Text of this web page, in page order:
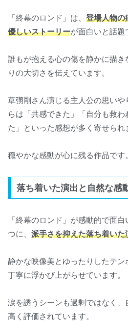
「終幕のロンド」は、 登場人物の
優しいストーリーが面白いと話題
誰もが抱える心の傷を静かに描
りの大切さを伝えています。
草彅剛さん演じる主人公の思い
らは「共感できた」「自分も救
た」といった感想が多く寄せられ
穏やかな感動が心に残る作品です
落ち着いた演出と自然な感
「終幕のロンド」が感動的で面
つに、 派手さを抑えた落ち着いた
静かな映像美とゆったりしたテ
丁寧に浮かび上がらせています。
涙を誘うシーンも過剰ではなく
高く評価されています。